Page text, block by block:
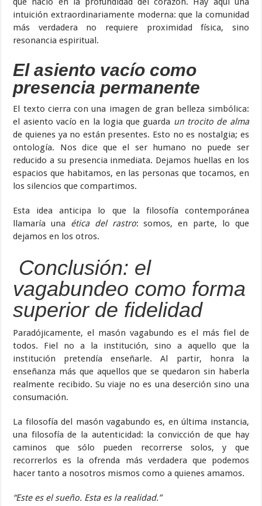
intuición extraordinariamente moderna: que la comunidad
más verdadera no requiere proximidad física, sino
resonancia espiritual.
El asiento vacío como
presencia permanente
El texto cierra con una imagen de gran belleza simbólica:
el asiento vacío en la logia que guarda un trocito de alma
de quienes ya no están presentes. Esto no es nostalgia; es
ontología. Nos dice que el ser humano no puede ser
reducido a su presencia inmediata. Dejamos huellas en los
espacios que habitamos, en las personas que tocamos, en
los silencios que compartimos.
Esta idea anticipa lo que la filosofía contemporánea
llamaría una ética del rastro: somos, en parte, lo que
dejamos en los otros.
Conclusión: el
vagabundeo como forma
superior de fidelidad
Paradójicamente, el masón vagabundo es el más fiel de
todos. Fiel no a la institución, sino a aquello que la
institución pretendía enseñarle. Al partir, honra la
enseñanza más que aquellos que se quedaron sin haberla
realmente recibido. Su viaje no es una deserción sino una
consumación.
La filosofía del masón vagabundo es, en última instancia,
una filosofía de la autenticidad: la convicción de que hay
caminos que sólo pueden recorrerse solos, y que
recorrerlos es la ofrenda más verdadera que podemos
hacer tanto a nosotros mismos como a quienes amamos.
“Este es el sueño. Esta es la realidad.”